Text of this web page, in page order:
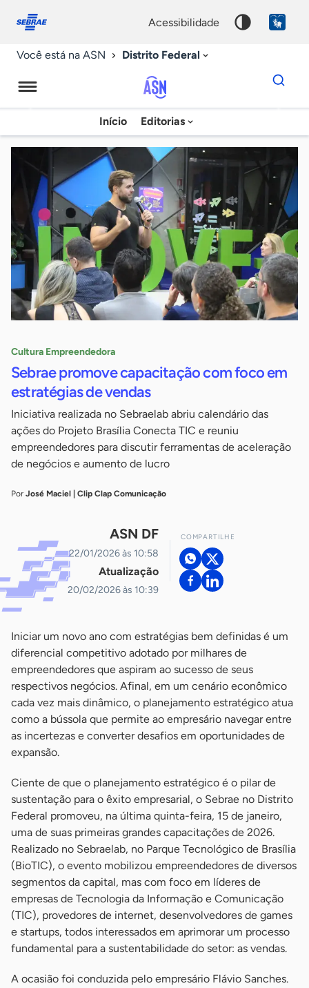
conosco
acessibilidade
Você está na ASN Distrito Federal
Agência
Sebrae
de
Notícias
Início Editorias
Dados
para
chave
Cultura Empreendedora
Sebrae promove capacitação com foco em
estratégias de vendas
Iniciativa realizada no Sebraelab abriu calendário das
ações do Projeto Brasília Conecta TIC e reuniu
empreendedores para discutir ferramentas de aceleração
de negócios e aumento de lucro
Por José Maciel | Clip Clap Comunicação
ASN DF
22/01/2026 às 10:58
Atualização
20/02/2026 às 10:39
COMPARTILHE
Iniciar um novo ano com estratégias bem definidas é um
diferencial competitivo adotado por milhares de
empreendedores que aspiram ao sucesso de seus
respectivos negócios. Afinal, em um cenário econômico
cada vez mais dinâmico, o planejamento estratégico atua
como a bússola que permite ao empresário navegar entre
as incertezas e converter desafios em oportunidades de
expansão.
Ciente de que o planejamento estratégico é o pilar de
sustentação para o êxito empresarial, o Sebrae no Distrito
Federal promoveu, na última quinta-feira, 15 de janeiro,
uma de suas primeiras grandes capacitações de 2026.
Realizado no Sebraelab, no Parque Tecnológico de Brasília
(BioTIC), o evento mobilizou empreendedores de diversos
segmentos da capital, mas com foco em líderes de
empresas de Tecnologia da Informação e Comunicação
(TIC), provedores de internet, desenvolvedores de games
e startups, todos interessados em aprimorar um processo
fundamental para a sustentabilidade do setor: as vendas.
A ocasião foi conduzida pelo empresário Flávio Sanches.